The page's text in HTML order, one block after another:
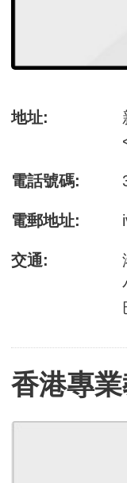
地址:
電話號碼:
電郵地址:
交通:
香港專